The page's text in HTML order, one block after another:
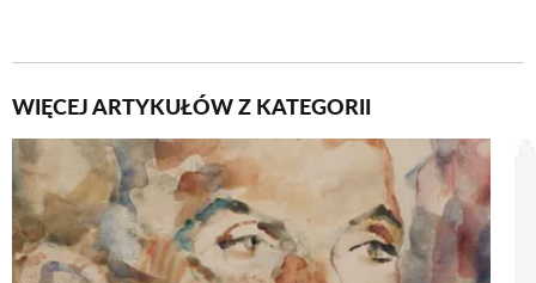
WIĘCEJ ARTYKUŁÓW Z KATEGORII